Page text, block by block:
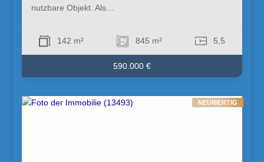
nutzbare Objekt. Als…
142 m² 845 m² 5,5
590.000 €
NEUWERTIG